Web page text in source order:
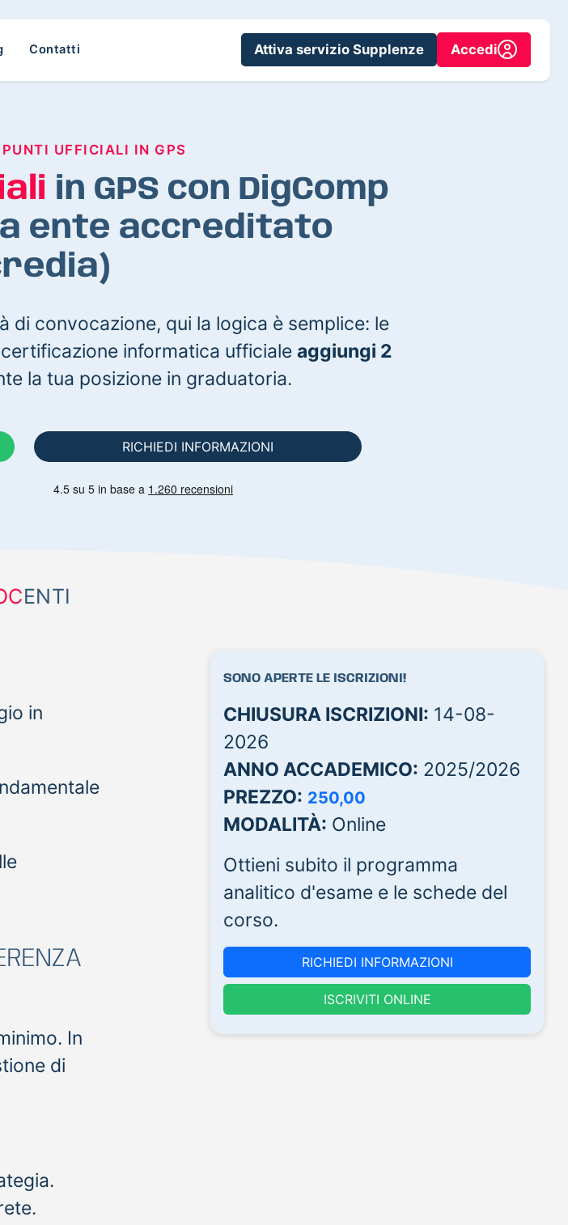
Contatti Attiva servizio Supplenze Accedi
UFFICIALI IN GPS
in GPS con DigComp
ente accreditato
di convocazione, qui la logica è semplice: le
informatica ufficiale aggiungi 2
la tua posizione in graduatoria.
RICHIEDI INFORMAZIONI
ENTI
in
In
di
SONO APERTE LE ISCRIZIONI!
CHIUSURA ISCRIZIONI: 14-08-
2026
ANNO ACCADEMICO: 2025/2026
PREZZO: 250,00
MODALITÀ: Online
Ottieni subito il programma
analitico d'esame e le schede del
corso.
RICHIEDI INFORMAZIONI
ISCRIVITI ONLINE